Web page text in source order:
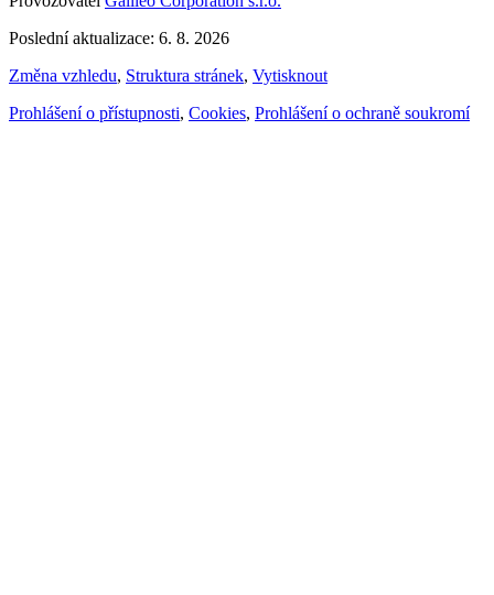
Poslední aktualizace: 6. 8. 2026
Změna vzhledu, Struktura stránek, Vytisknout
Prohlášení o přístupnosti, Cookies, Prohlášení o ochraně soukromí